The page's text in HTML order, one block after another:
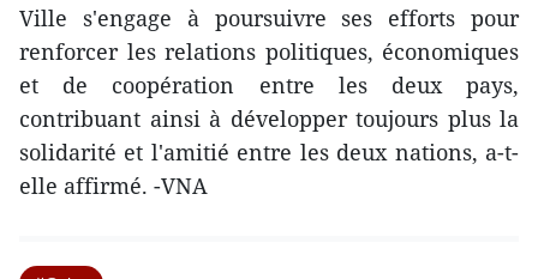
Ville s'engage à poursuivre ses efforts pour
renforcer les relations politiques, économiques
et de coopération entre les deux pays,
contribuant ainsi à développer toujours plus la
solidarité et l'amitié entre les deux nations, a-t-
elle affirmé. -VNA